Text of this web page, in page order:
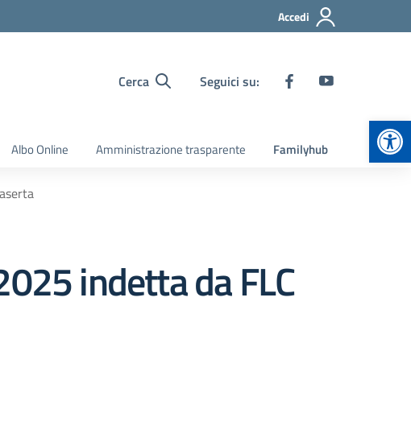
Accedi
Cerca Seguici su:
Albo Online Amministrazione trasparente Familyhub
indetta da FLC